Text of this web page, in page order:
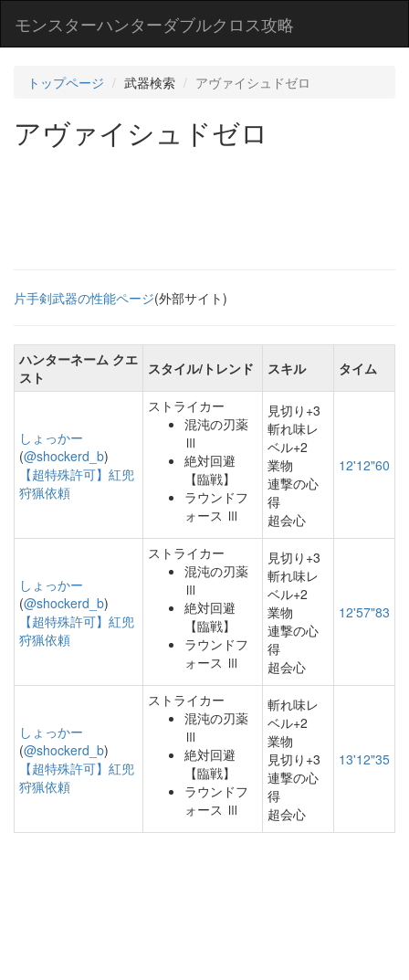
モンスターハンターダブルクロス攻略
トップページ 武器検索 アヴァイシュドゼロ
アヴァイシュドゼロ
片手剣武器の性能ページ(外部サイト)
ハンターネーム クエ
スト
スタイル/トレンド スキル タイム
しょっかー
(@shockerd_b)
【超特殊許可】紅兜
狩猟依頼
ストライカー
混沌の刃薬
Ⅲ
絶対回避
【臨戦】
ラウンドフ
ォース Ⅲ
見切り+3
斬れ味レ
ベル+2
業物
連撃の心
得
超会心
12'12"60
しょっかー
(@shockerd_b)
【超特殊許可】紅兜
狩猟依頼
ストライカー
混沌の刃薬
Ⅲ
絶対回避
【臨戦】
ラウンドフ
ォース Ⅲ
見切り+3
斬れ味レ
ベル+2
業物
連撃の心
得
超会心
12'57"83
しょっかー
(@shockerd_b)
【超特殊許可】紅兜
狩猟依頼
ストライカー
混沌の刃薬
Ⅲ
絶対回避
【臨戦】
ラウンドフ
ォース Ⅲ
斬れ味レ
ベル+2
業物
見切り+3
連撃の心
得
超会心
13'12"35